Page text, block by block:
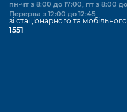
пн-чт з 8:00 до 17:00, пт з 8:00
Перерва з 12:00 до 12:45
зі стаціонарного та мобільного
1551